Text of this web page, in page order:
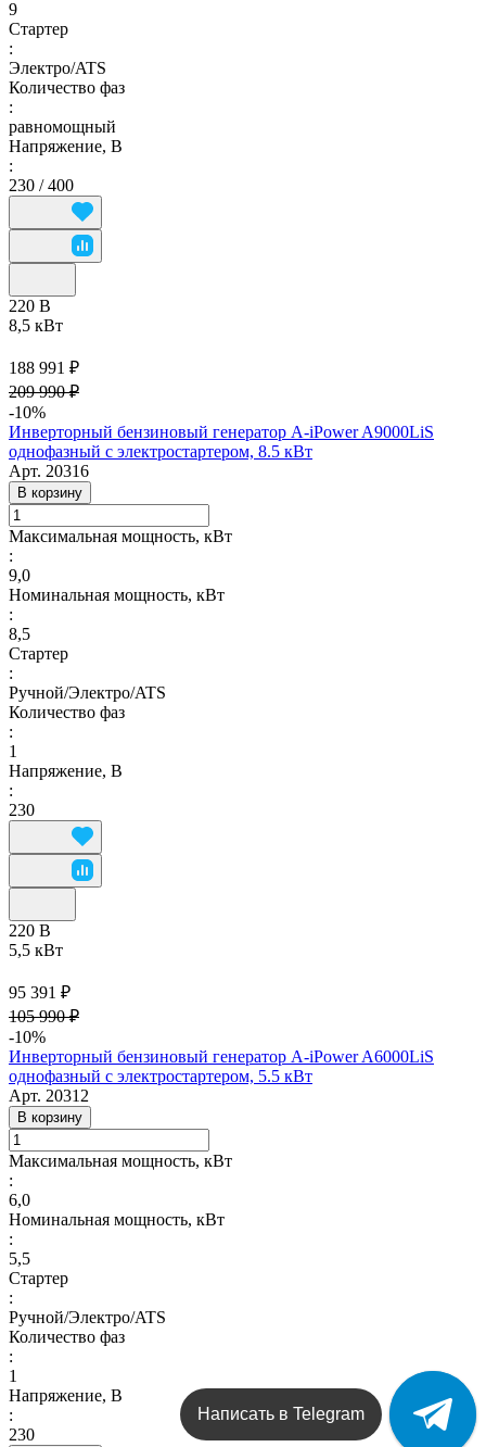
9
Стартер
:
Электро/ATS
Количество фаз
:
равномощный
Напряжение, В
:
230 / 400
220 В
8,5 кВт
188 991 ₽
209 990 ₽
-10%
Инверторный бензиновый генератор A-iPower A9000LiS
однофазный с электростартером, 8.5 кВт
Арт. 20316
В корзину
Максимальная мощность, кВт
:
9,0
Номинальная мощность, кВт
:
8,5
Стартер
:
Ручной/Электро/ATS
Количество фаз
:
1
Напряжение, В
:
230
220 В
5,5 кВт
95 391 ₽
105 990 ₽
-10%
Инверторный бензиновый генератор A-iPower A6000LiS
однофазный с электростартером, 5.5 кВт
Арт. 20312
В корзину
Максимальная мощность, кВт
:
6,0
Номинальная мощность, кВт
:
5,5
Стартер
:
Ручной/Электро/ATS
Количество фаз
:
1
Напряжение, В
:
230
Написать в Telegram